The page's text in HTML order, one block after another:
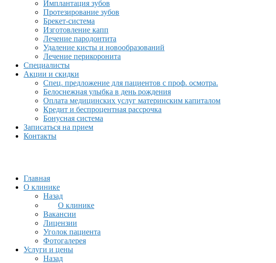
Имплантация зубов
Протезирование зубов
Брекет-система
Изготовление капп
Лечение пародонтита
Удаление кисты и новообразований
Лечение перикоронита
Специалисты
Акции и скидки
Спец. предложение для пациентов с проф. осмотра.
Белоснежная улыбка в день рождения
Оплата медицинских услуг материнским капиталом
Кредит и беспроцентная рассрочка
Бонусная система
Записаться на прием
Контакты
Главная
О клинике
Назад
О клинике
Вакансии
Лицензии
Уголок пациента
Фотогалерея
Услуги и цены
Назад